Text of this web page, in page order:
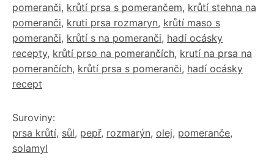
pomeranči, krůtí prsa s pomerančem, krůtí stehna na
pomeranči, kruti prsa rozmaryn, krůtí maso s
pomeranči, krůtí s na pomeranči, hadí ocásky
recepty, krůtí prso na pomerančích, krutí na prsa na
pomerančích, krůtí prsa s pomeranči, hadí ocásky
recept
Suroviny:
prsa krůtí, sůl, pepř, rozmarýn, olej, pomeranče,
solamyl